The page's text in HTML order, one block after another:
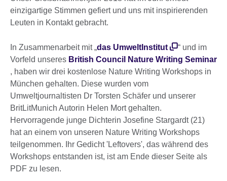
einzigartige Stimmen gefiert und uns mit inspirierenden
Leuten in Kontakt gebracht.
In Zusammenarbeit mit „das UmweltInstitut
“ und im
Vorfeld unseres British Council Nature Writing Seminar
, haben wir drei kostenlose Nature Writing Workshops in
München gehalten. Diese wurden vom
Umweltjournaltisten Dr Torsten Schäfer und unserer
BritLitMunich Autorin Helen Mort gehalten.
Hervorragende junge Dichterin Josefine Stargardt (21)
hat an einem von unseren Nature Writing Workshops
teilgenommen. Ihr Gedicht 'Leftovers', das während des
Workshops entstanden ist, ist am Ende dieser Seite als
PDF zu lesen.